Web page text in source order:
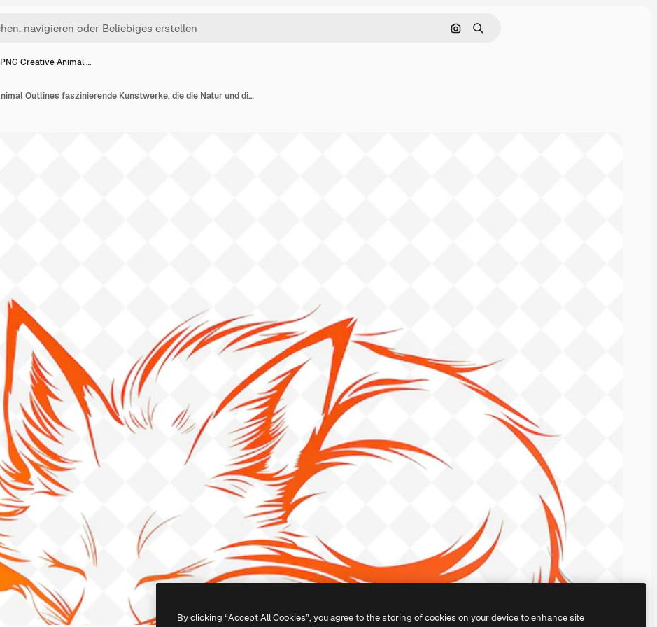
Nach Bild suchen
Suchen
PNG Creative Animal …
PNG Creative Animal Outlines faszinierende Kunstwerke, die die Natur und die Vielfalt der Wildtiere feiern
By clicking “Accept All Cookies”, you agree to the storing of cookies on your device to enhance site